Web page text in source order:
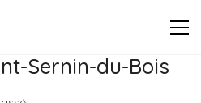
Sernin-du-Bois